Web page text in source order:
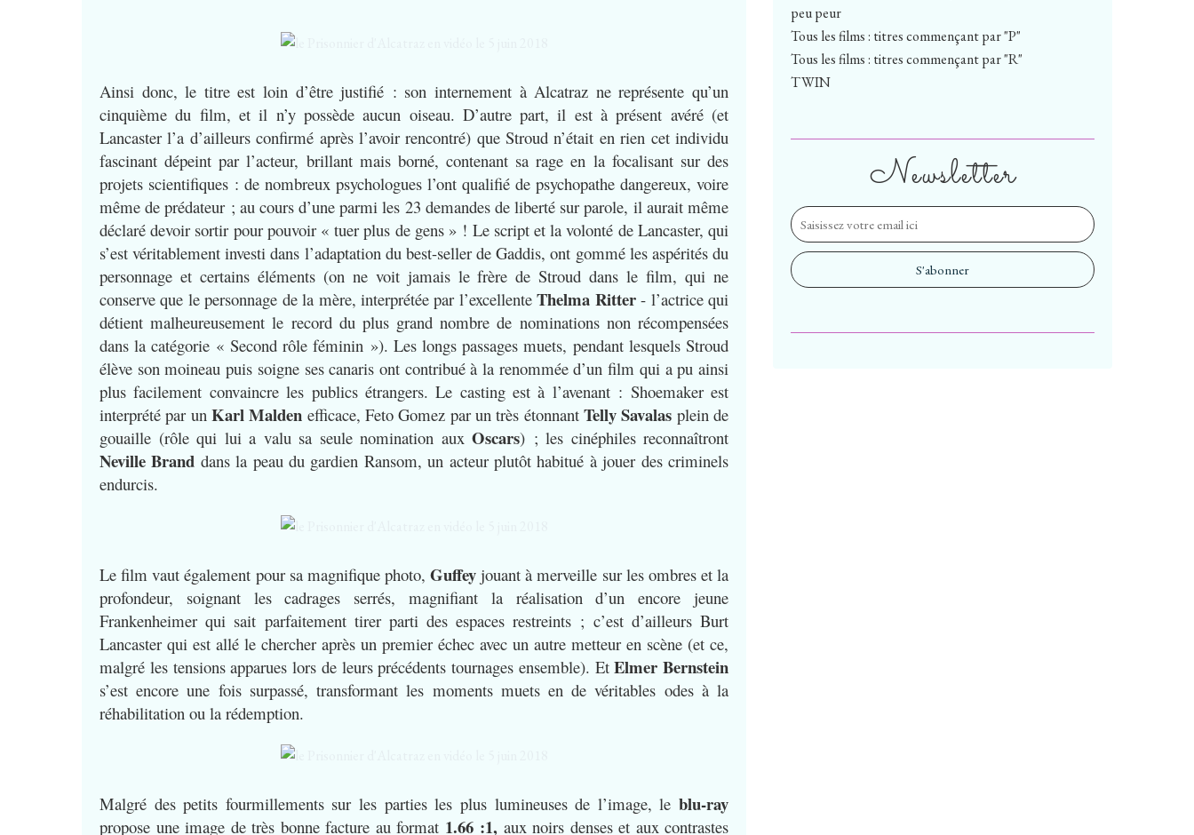
Ainsi donc, le titre est loin d’être justifié : son internement à Alcatraz ne représente qu’un
cinquième du film, et il n’y possède aucun oiseau. D’autre part, il est à présent avéré (et
Lancaster l’a d’ailleurs confirmé après l’avoir rencontré) que Stroud n’était en rien cet individu
fascinant dépeint par l’acteur, brillant mais borné, contenant sa rage en la focalisant sur des
projets scientifiques : de nombreux psychologues l’ont qualifié de psychopathe dangereux, voire
même de prédateur ; au cours d’une parmi les 23 demandes de liberté sur parole, il aurait même
déclaré devoir sortir pour pouvoir « tuer plus de gens » ! Le script et la volonté de Lancaster, qui
s’est véritablement investi dans l’adaptation du best-seller de Gaddis, ont gommé les aspérités du
personnage et certains éléments (on ne voit jamais le frère de Stroud dans le film, qui ne
conserve que le personnage de la mère, interprétée par l’excellenteThelma Ritter- l’actrice qui
détient malheureusement le record du plus grand nombre de nominations non récompensées
dans la catégorie « Second rôle féminin »). Les longs passages muets, pendant lesquels Stroud
élève son moineau puis soigne ses canaris ont contribué à la renommée d’un film qui a pu ainsi
plus facilement convaincre les publics étrangers. Le casting est à l’avenant : Shoemaker est
interprété par un Karl Malden efficace, Feto Gomez par un très étonnantTelly Savalas plein de
gouaille (rôle qui lui a valu sa seule nomination aux Oscars) ; les cinéphiles reconnaîtront
Neville Brand dans la peau du gardien Ransom, un acteur plutôt habitué à jouer des criminels
endurcis.
Le film vaut également pour sa magnifique photo, Guffey jouant à merveille sur les ombres et la
profondeur, soignant les cadrages serrés, magnifiant la réalisation d’un encore jeune
Frankenheimer qui sait parfaitement tirer parti des espaces restreints ; c’est d’ailleurs Burt
Lancaster qui est allé le chercher après un premier échec avec un autre metteur en scène (et ce,
malgré les tensions apparues lors de leurs précédents tournages ensemble). EtElmer Bernstein
s’est encore une fois surpassé, transformant les moments muets en de véritables odes à la
réhabilitation ou la rédemption.
Malgré des petits fourmillements sur les parties les plus lumineuses de l’image, le blu-ray
propose une image de très bonne facture au format 1.66 :1, aux noirs denses et aux contrastes
Newsletter
peu peur
Tous les films : titres commençant par "P"
Tous les films : titres commençant par "R"
TWIN